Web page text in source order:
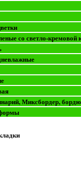
со светло-кремовой
Миксбордер,